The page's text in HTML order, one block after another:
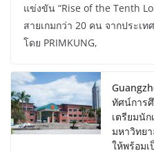
แข่งขัน “Rise of the Tenth
สายเกมกว่า 20 คน จากประเ
โดย PRIMKUNG,
ทัศน์การ
เตรียมนัก
มหาวิทย
ให้พร้อม